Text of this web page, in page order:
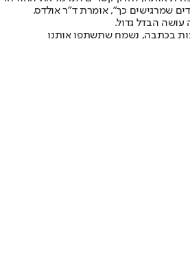
שמרגישים כך", אומרת ד"ר אולדס.
הבדל גדול.
בכתבה, נשמח שתשתפו אותנו